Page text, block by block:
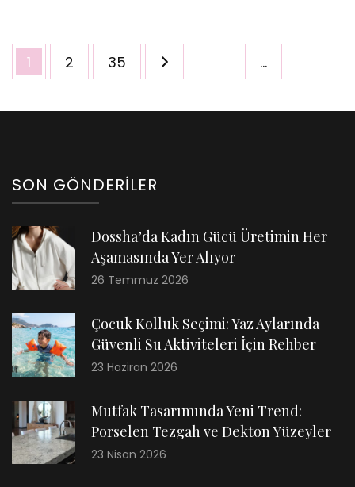
Yazı
sayfalaması
Sayfa
1 Sayfa
2 …
Sayfa
35
SON GÖNDERILER
Dossha’da Kadın Gücü Üretimin Her
Aşamasında Yer Alıyor
26 Temmuz 2026
Çocuk Kolluk Seçimi: Yaz Aylarında
Güvenli Su Aktiviteleri İçin Rehber
23 Haziran 2026
Mutfak Tasarımında Yeni Trend:
Porselen Tezgah ve Dekton Yüzeyler
23 Nisan 2026